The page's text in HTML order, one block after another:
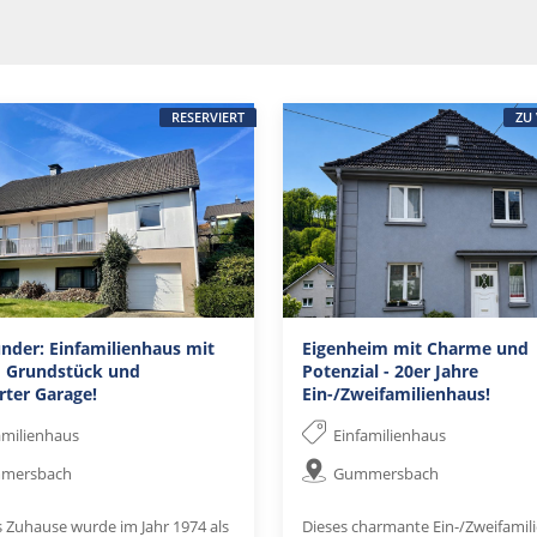
Einfamilienhaus mit
und
Garage!
wurde im Jahr 1974 als
RESERVIERT
Eigenheim mit Charme und
Potenzial - 20er Jahre
Ein-/Zweifamilienhaus!
Einfamilienhaus
Gummersbach
Dieses charmante Ein-/
ZU